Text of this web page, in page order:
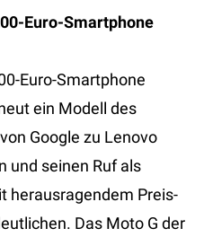
Euro-Smartphone
Euro-Smartphone
ein Modell des
Google zu Lenovo
und seinen Ruf als
herausragendem Preis-
Das Moto G der